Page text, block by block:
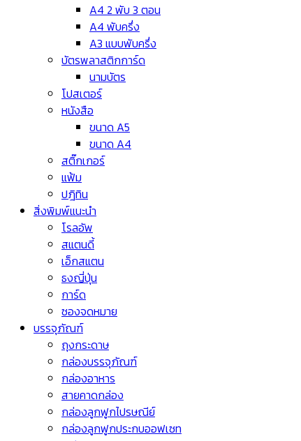
A4 2 พับ 3 ตอน
A4 พับครึ่ง
A3 แบบพับครึ่ง
บัตรพลาสติกการ์ด
นามบัตร
โปสเตอร์
หนังสือ
ขนาด A5
ขนาด A4
สติ๊กเกอร์
แฟ้ม
ปฎิทิน
สิ่งพิมพ์แนะนำ
โรลอัพ
สแตนดี้
เอ็กสแตน
ธงญี่ปุ่น
การ์ด
ซองจดหมาย
บรรจุภัณฑ์
ถุงกระดาษ
กล่องบรรจุภัณฑ์
กล่องอาหาร
สายคาดกล่อง
กล่องลูกฟูกไปรษณีย์
กล่องลูกฟูกประกบออฟเซท